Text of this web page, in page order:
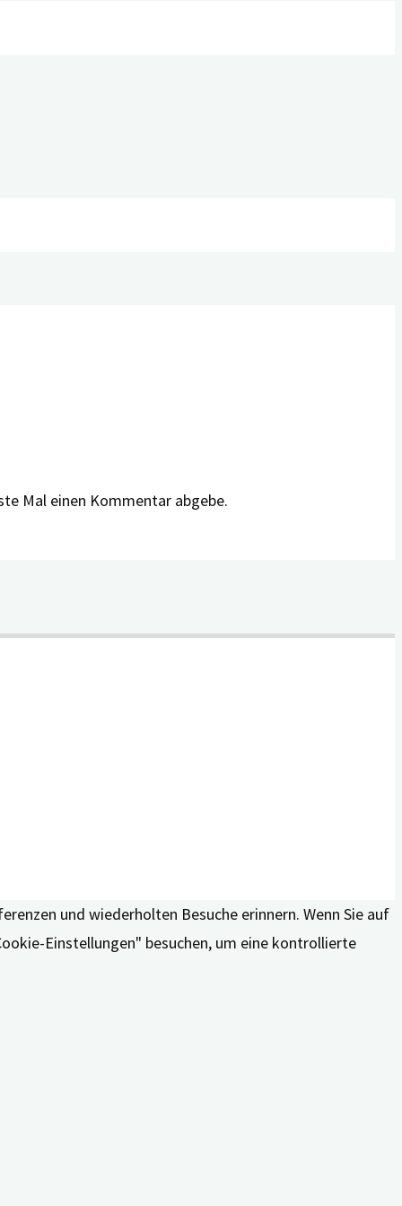
Mal einen Kommentar abgebe.
und wiederholten Besuche erinnern. Wenn Sie auf
Einstellungen" besuchen, um eine kontrollierte